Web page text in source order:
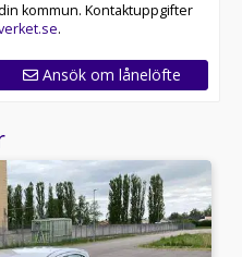
kommun. Kontaktuppgifter
.
Ansök om lånelöfte